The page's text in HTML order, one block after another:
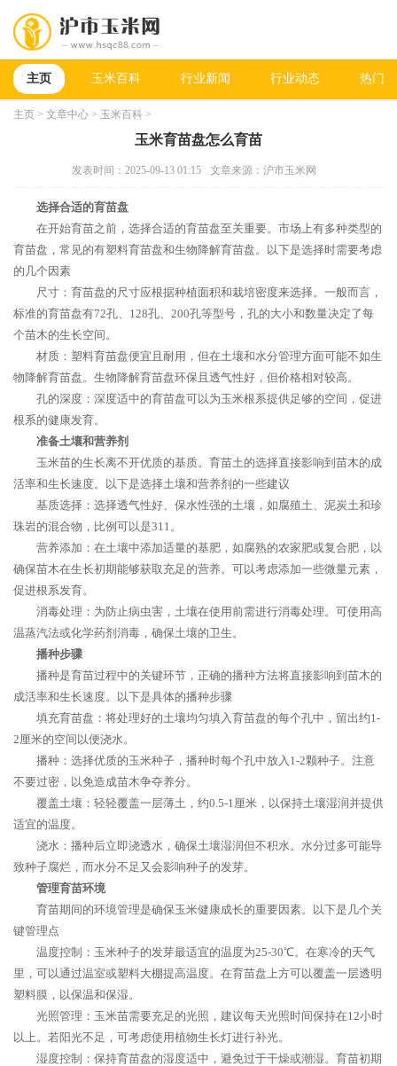
主页 玉米百科 行业新闻 行业动态 热门
主页 > 文章中心 > 玉米百科 >
玉米育苗盘怎么育苗
发表时间：2025-09-13 01:15 文章来源：沪市玉米网
选择合适的育苗盘
在开始育苗之前，选择合适的育苗盘至关重要。市场上有多种类型的
育苗盘，常见的有塑料育苗盘和生物降解育苗盘。以下是选择时需要考虑
的几个因素
尺寸：育苗盘的尺寸应根据种植面积和栽培密度来选择。一般而言，
标准的育苗盘有72孔、128孔、200孔等型号，孔的大小和数量决定了每
个苗木的生长空间。
材质：塑料育苗盘便宜且耐用，但在土壤和水分管理方面可能不如生
物降解育苗盘。生物降解育苗盘环保且透气性好，但价格相对较高。
孔的深度：深度适中的育苗盘可以为玉米根系提供足够的空间，促进
根系的健康发育。
准备土壤和营养剂
玉米苗的生长离不开优质的基质。育苗土的选择直接影响到苗木的成
活率和生长速度。以下是选择土壤和营养剂的一些建议
基质选择：选择透气性好、保水性强的土壤，如腐殖土、泥炭土和珍
珠岩的混合物，比例可以是311。
营养添加：在土壤中添加适量的基肥，如腐熟的农家肥或复合肥，以
确保苗木在生长初期能够获取充足的营养。可以考虑添加一些微量元素，
促进根系发育。
消毒处理：为防止病虫害，土壤在使用前需进行消毒处理。可使用高
温蒸汽法或化学药剂消毒，确保土壤的卫生。
播种步骤
播种是育苗过程中的关键环节，正确的播种方法将直接影响到苗木的
成活率和生长速度。以下是具体的播种步骤
填充育苗盘：将处理好的土壤均匀填入育苗盘的每个孔中，留出约1-
2厘米的空间以便浇水。
播种：选择优质的玉米种子，播种时每个孔中放入1-2颗种子。注意
不要过密，以免造成苗木争夺养分。
覆盖土壤：轻轻覆盖一层薄土，约0.5-1厘米，以保持土壤湿润并提供
适宜的温度。
浇水：播种后立即浇透水，确保土壤湿润但不积水。水分过多可能导
致种子腐烂，而水分不足又会影响种子的发芽。
管理育苗环境
育苗期间的环境管理是确保玉米健康成长的重要因素。以下是几个关
键管理点
温度控制：玉米种子的发芽最适宜的温度为25-30℃。在寒冷的天气
里，可以通过温室或塑料大棚提高温度。在育苗盘上方可以覆盖一层透明
塑料膜，以保温和保湿。
光照管理：玉米苗需要充足的光照，建议每天光照时间保持在12小时
以上。若阳光不足，可考虑使用植物生长灯进行补光。
湿度控制：保持育苗盘的湿度适中，避免过于干燥或潮湿。育苗初期